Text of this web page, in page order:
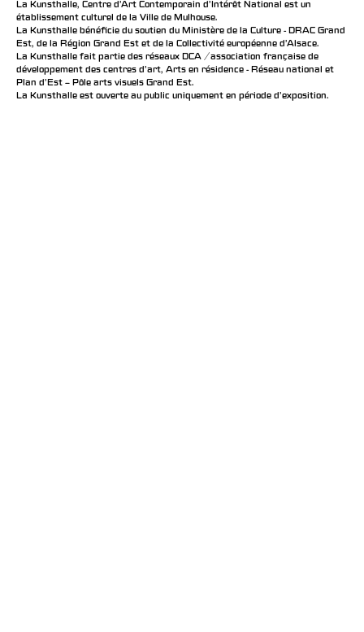
La Kunsthalle, Centre d’Art Contemporain d’Intérêt National est un
établissement culturel de la Ville de Mulhouse.
La Kunsthalle bénéficie du soutien du Ministère de la Culture - DRAC Grand
Est, de la Région Grand Est et de la Collectivité européenne d’Alsace.
La Kunsthalle fait partie des réseaux DCA / association française de
développement des centres d'art, Arts en résidence - Réseau national et
Plan d’Est – Pôle arts visuels Grand Est.
La Kunsthalle est ouverte au public uniquement en période d'exposition.